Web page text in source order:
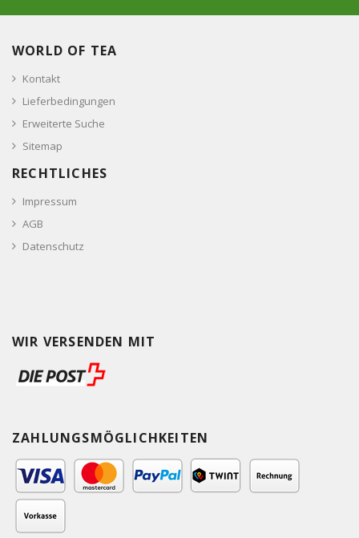
WORLD OF TEA
Kontakt
Lieferbedingungen
Erweiterte Suche
Sitemap
RECHTLICHES
Impressum
AGB
Datenschutz
WIR VERSENDEN MIT
ZAHLUNGSMÖGLICHKEITEN